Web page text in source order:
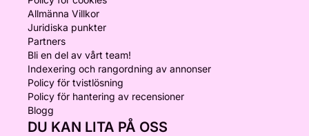
Allmänna Villkor
Juridiska punkter
Partners
Bli en del av vårt team!
Indexering och rangordning av annonser
Policy för tvistlösning
Policy för hantering av recensioner
Blogg
DU KAN LITA PÅ OSS